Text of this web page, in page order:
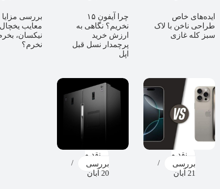
ایده‌های خاص
طراحی ناخن با لاک
سبز کله غازی
چرا آیفون ۱۵
نخریم؟ نگاهی به
ارزش خرید
پرچمدار نسل قبل
اپل
بررسی مزایا
معایب یخچال
نیکسان،
نخرم؟
نقد و
بررسی
21 آبان
نقد و
بررسی
20 آبان